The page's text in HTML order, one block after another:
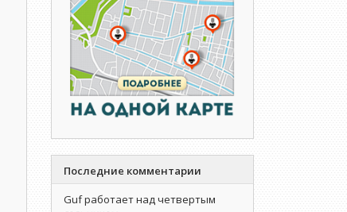
Последние комментарии
Guf работает над четвертым